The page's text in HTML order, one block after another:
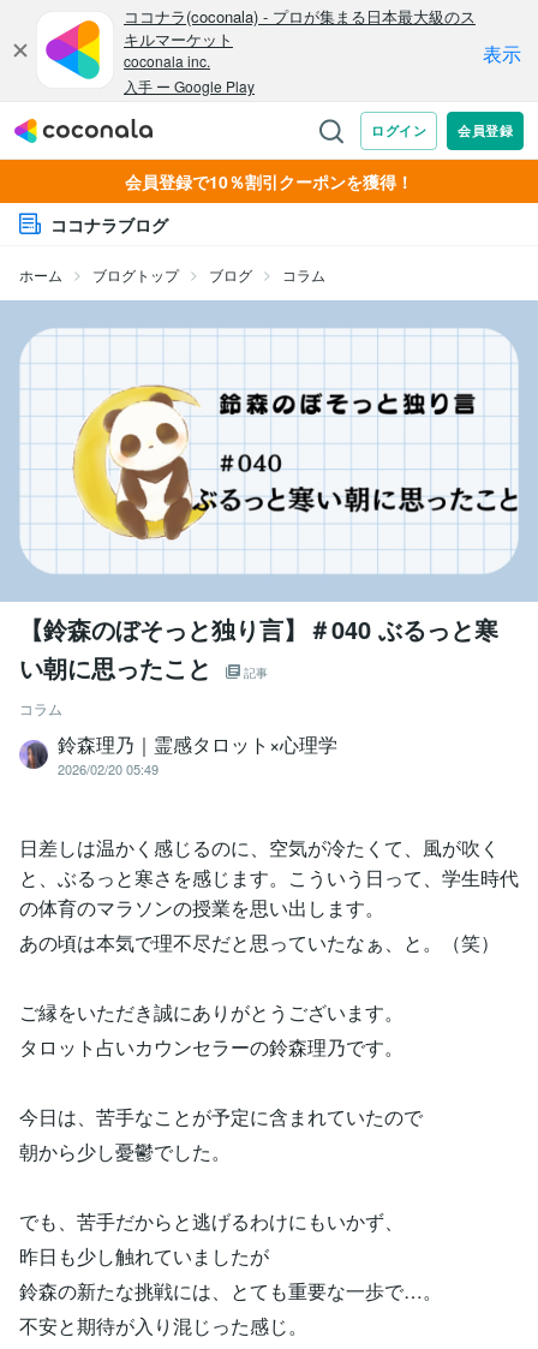
会員登録で10％割引クーポンを獲得！
ココナラブログ
ホーム ブログトップ ブログ コラム
【鈴森のぼそっと独り言】＃040 ぶるっと寒
い朝に思ったこと
記事
コラム
鈴森理乃｜霊感タロット×心理学
2026/02/20 05:49
日差しは温かく感じるのに、空気が冷たくて、風が吹く
と、ぶるっと寒さを感じます。こういう日って、学生時代
の体育のマラソンの授業を思い出します。
あの頃は本気で理不尽だと思っていたなぁ、と。（笑）
ご縁をいただき誠にありがとうございます。
タロット占いカウンセラーの鈴森理乃です。
今日は、苦手なことが予定に含まれていたので
朝から少し憂鬱でした。
でも、苦手だからと逃げるわけにもいかず、
昨日も少し触れていましたが
鈴森の新たな挑戦には、とても重要な一歩で…。
不安と期待が入り混じった感じ。